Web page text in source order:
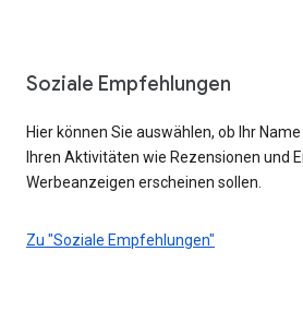
Soziale Empfehlungen
Hier können Sie auswählen, ob Ihr
Ihren Aktivitäten wie Rezensionen und
Werbeanzeigen erscheinen sollen.
Zu "Soziale Empfehlungen"